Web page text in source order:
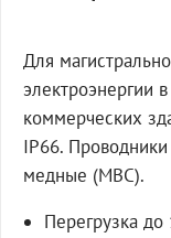
Для
электроэнергии
коммерческих
IP66.
медные (МВС).
Перегрузка